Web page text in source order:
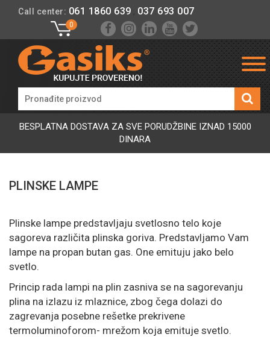
Call center: 061 1860 639 037 693 007
0
BESPLATNA DOSTAVA ZA SVE PORUDŽBINE IZNAD 15000
DINARA
PLINSKE LAMPE
Plinske lampe predstavljaju svetlosno telo koje
sagoreva različita plinska goriva. Predstavljamo Vam
lampe na propan butan gas. One emituju jako belo
svetlo.
Princip rada lampi na plin zasniva se na sagorevanju
plina na izlazu iz mlaznice, zbog čega dolazi do
zagrevanja posebne rešetke prekrivene
termoluminoforom- mrežom koja emituje svetlo.